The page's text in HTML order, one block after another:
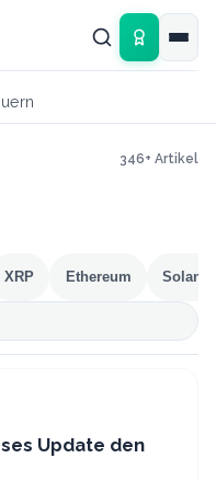
346+ Artikel
XRP Ethereum Solana
Update den